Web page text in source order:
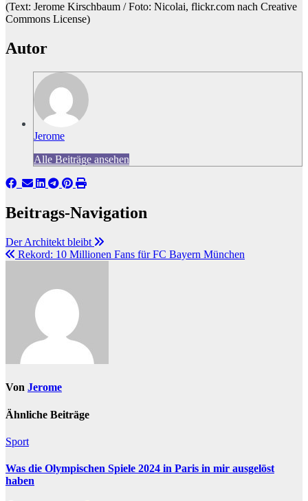
(Text: Jerome Kirschbaum / Foto: Nicolai, flickr.com nach Creative
Commons License)
Autor
Jerome
Alle Beiträge ansehen
Beitrags-Navigation
Der Architekt bleibt
Rekord: 10 Millionen Fans für FC Bayern München
Von Jerome
Ähnliche Beiträge
Sport
Was die Olympischen Spiele 2024 in Paris in mir ausgelöst
haben